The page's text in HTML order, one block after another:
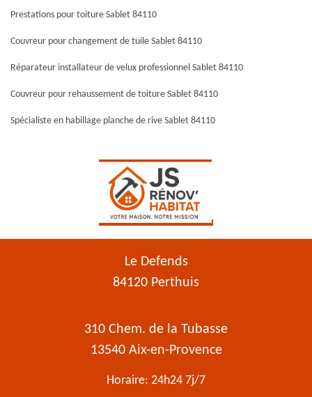
Prestations pour toiture Sablet 84110
Couvreur pour changement de tuile Sablet 84110
Réparateur installateur de velux professionnel Sablet 84110
Couvreur pour rehaussement de toiture Sablet 84110
Spécialiste en habillage planche de rive Sablet 84110
Le Defends
84120 Perthuis
310 Chem. de la Tubasse
13540 Aix-en-Provence
Horaire: 24h24 7j/7